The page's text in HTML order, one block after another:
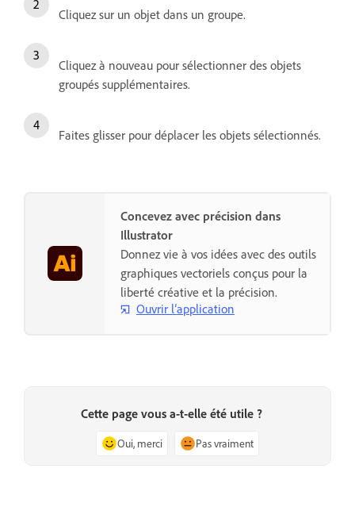
Cliquez sur un objet dans un groupe.
Cliquez à nouveau pour sélectionner des objets
groupés supplémentaires.
Faites glisser pour déplacer les objets sélectionnés.
Concevez avec précision dans
Illustrator
Donnez vie à vos idées avec des outils
graphiques vectoriels conçus pour la
liberté créative et la précision.
Ouvrir l’application
Cette page vous a-t-elle été utile ?
Oui, merci Pas vraiment